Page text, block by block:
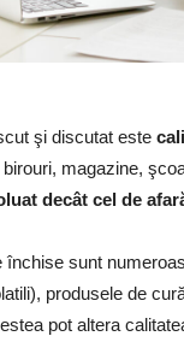
şi discutat este
magazine,
decât cel de
închise sunt
produsele de
pot altera